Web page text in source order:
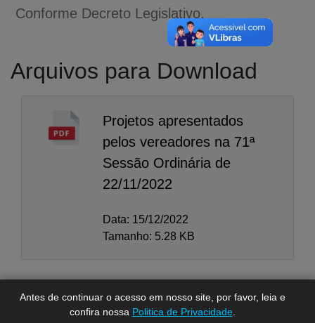
Antes de continuar o acesso em nosso site, por favor, leia e
confira nossa Politica de Privacidade.
Conforme Decreto Legislativo.
Arquivos para Download
Projetos apresentados
pelos vereadores na 71ª
Sessão Ordinária de
22/11/2022
Data: 15/12/2022
Tamanho: 5.28 KB